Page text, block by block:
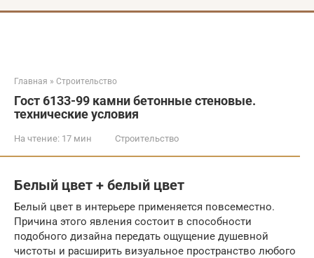
Главная » Строительство
Гост 6133-99 камни бетонные стеновые.
технические условия
На чтение: 17 мин Строительство
Белый цвет + белый цвет
Белый цвет в интерьере применяется повсеместно.
Причина этого явления состоит в способности
подобного дизайна передать ощущение душевной
чистоты и расширить визуальное пространство любого